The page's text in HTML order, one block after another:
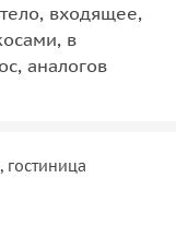
входящее,
в
аналогов
гостиница